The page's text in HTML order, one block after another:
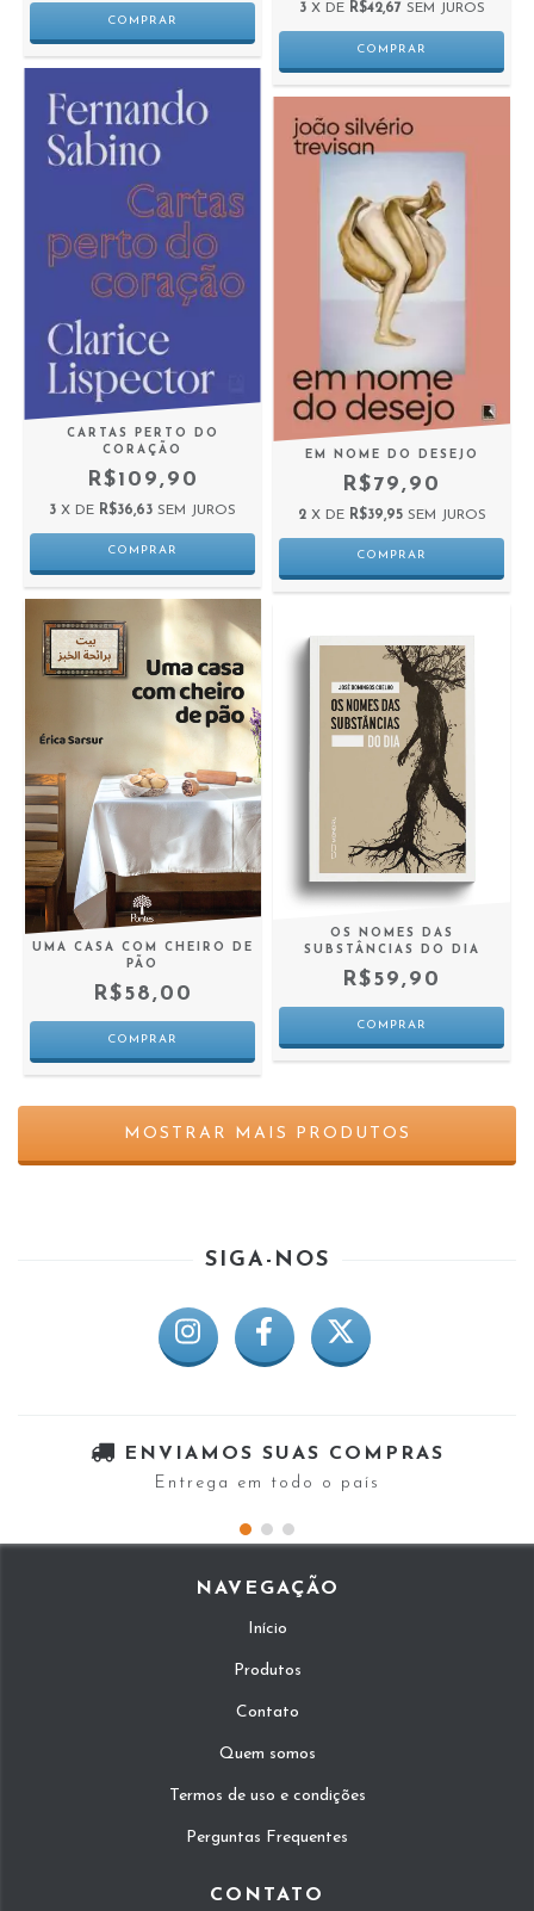
3 X DE R$42,67 SEM JUROS
CARTAS PERTO DO
CORAÇÃO
R$109,90
3 X DE R$36,63 SEM JUROS
EM NOME DO DESEJO
R$79,90
2 X DE R$39,95 SEM JUROS
UMA CASA COM CHEIRO DE
PÃO
R$58,00
OS NOMES DAS
SUBSTÂNCIAS DO DIA
R$59,90
MOSTRAR MAIS PRODUTOS
SIGA-NOS
ENVIAMOS SUAS COMPRAS
Entrega em todo o país
NAVEGAÇÃO
Início
Produtos
Contato
Quem somos
Termos de uso e condições
Perguntas Frequentes
CONTATO